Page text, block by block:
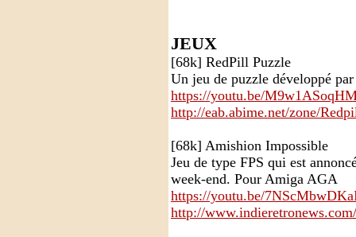
JEUX
[68k] RedPill Puzzle
Un jeu de puzzle développé
https://youtu.be/
http://eab.abime.net/zone/
[68k] Amishion Impossible
Jeu de type FPS qui est
week-end. Pour Amiga AGA
https://youtu.be/
http://